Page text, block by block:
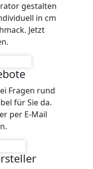
gestalten
in cm
Jetzt
Fragen rund
für Sie da.
per E-Mail